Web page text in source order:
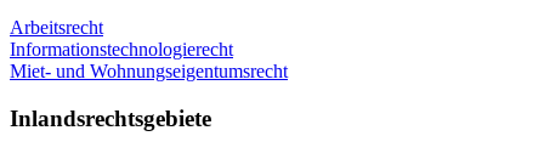
Arbeitsrecht
Informationstechnologierecht
Miet- und Wohnungseigentumsrecht
Inlandsrechtsgebiete